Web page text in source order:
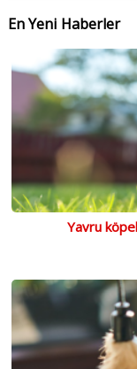
En Yeni Haberler
Yavru